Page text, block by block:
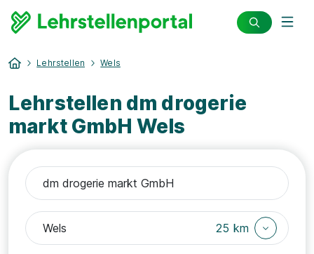
Lehrstellen Wels
Lehrstellen dm drogerie
markt GmbH Wels
25 km